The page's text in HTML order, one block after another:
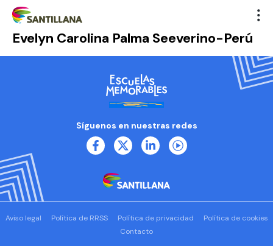
Evelyn Carolina Palma Seeverino-Perú
Síguenos en nuestras redes
Aviso legal Política de RRSS Política de privacidad
Política de cookies
Contacto